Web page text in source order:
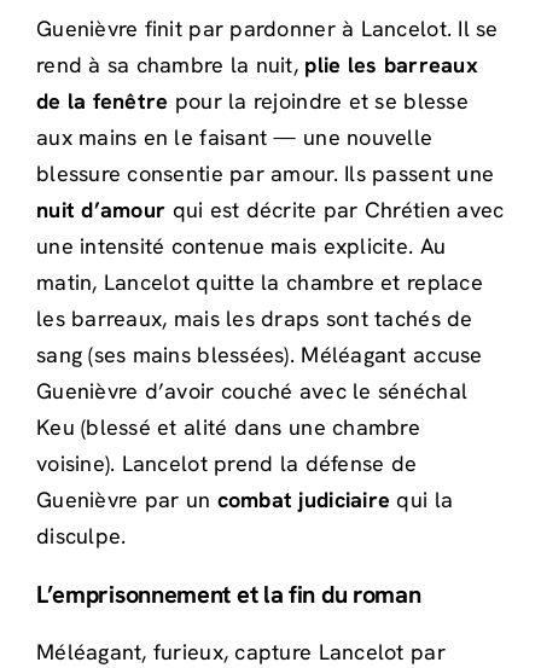
Guenièvre finit par pardonner à Lancelot. Il se
rend à sa chambre la nuit, plie les barreaux
de la fenêtre pour la rejoindre et se blesse
aux mains en le faisant — une nouvelle
blessure consentie par amour. Ils passent une
nuit d’amour qui est décrite par Chrétien avec
une intensité contenue mais explicite. Au
matin, Lancelot quitte la chambre et replace
les barreaux, mais les draps sont tachés de
sang (ses mains blessées). Méléagant accuse
Guenièvre d’avoir couché avec le sénéchal
Keu (blessé et alité dans une chambre
voisine). Lancelot prend la défense de
Guenièvre par un combat judiciaire qui la
disculpe.
L’emprisonnement et la fin du roman
Méléagant, furieux, capture Lancelot par